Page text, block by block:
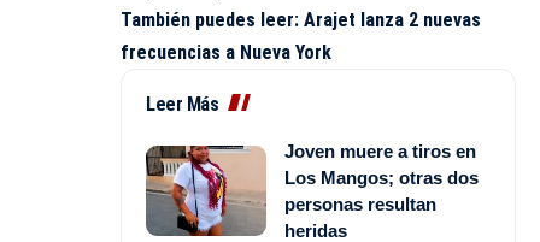
También puedes leer: Arajet lanza 2 nuevas
frecuencias a Nueva York
Leer Más
Joven muere a tiros en
Los Mangos; otras dos
personas resultan
heridas